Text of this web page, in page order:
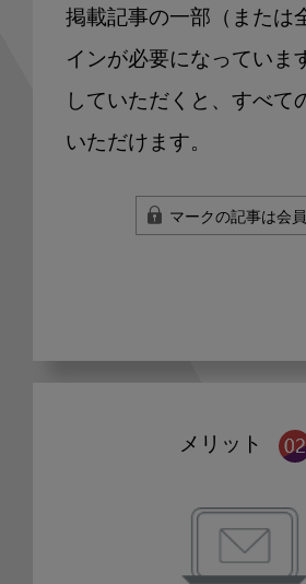
掲載記事の一部（または
インが必要になっていま
していただくと、すべて
いただけます。
マークの記事は会
メリット